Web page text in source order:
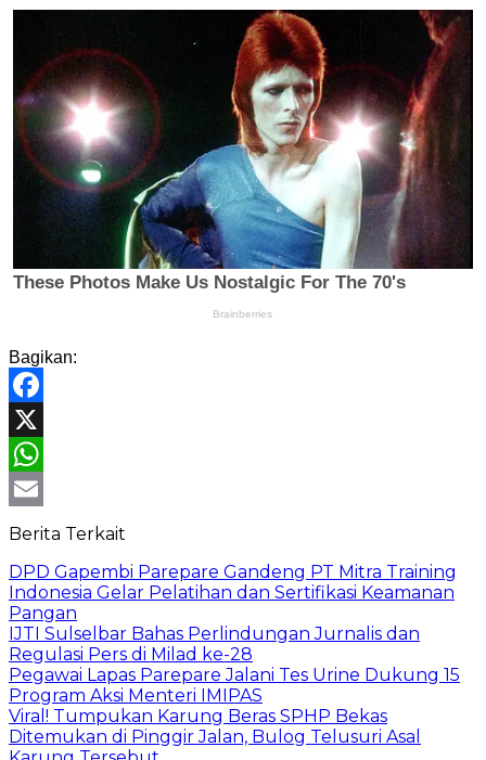
Bagikan:
Facebook
X
WhatsApp
Email
Berita Terkait
DPD Gapembi Parepare Gandeng PT Mitra Training
Indonesia Gelar Pelatihan dan Sertifikasi Keamanan
Pangan
IJTI Sulselbar Bahas Perlindungan Jurnalis dan
Regulasi Pers di Milad ke-28
Pegawai Lapas Parepare Jalani Tes Urine Dukung 15
Program Aksi Menteri IMIPAS
Viral! Tumpukan Karung Beras SPHP Bekas
Ditemukan di Pinggir Jalan, Bulog Telusuri Asal